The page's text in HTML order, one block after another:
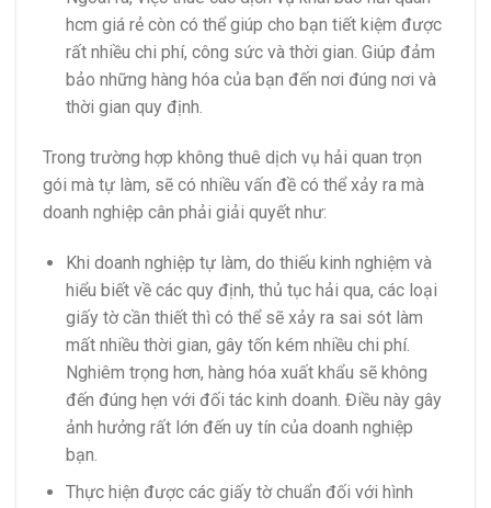
hcm giá rẻ còn có thể giúp cho bạn tiết kiệm được
rất nhiều chi phí, công sức và thời gian. Giúp đảm
bảo những hàng hóa của bạn đến nơi đúng nơi và
thời gian quy định.
Trong trường hợp không thuê dịch vụ hải quan trọn
gói mà tự làm, sẽ có nhiều vấn đề có thể xảy ra mà
doanh nghiệp cân phải giải quyết như:
Khi doanh nghiệp tự làm, do thiếu kinh nghiệm và
hiểu biết về các quy định, thủ tục hải qua, các loại
giấy tờ cần thiết thì có thể sẽ xảy ra sai sót làm
mất nhiều thời gian, gây tốn kém nhiều chi phí.
Nghiêm trọng hơn, hàng hóa xuất khẩu sẽ không
đến đúng hẹn với đối tác kinh doanh. Điều này gây
ảnh hưởng rất lớn đến uy tín của doanh nghiệp
bạn.
Thực hiện được các giấy tờ chuẩn đối với hình